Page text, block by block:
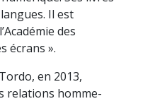
Il est
des
écrans ».
en 2013,
relations homme-